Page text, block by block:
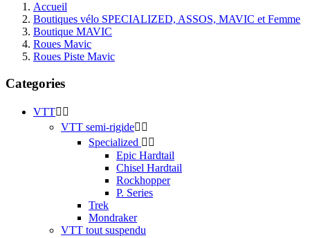
Accueil
Boutiques vélo SPECIALIZED, ASSOS, MAVIC et Femme
Boutique MAVIC
Roues Mavic
Roues Piste Mavic
Categories
VTT 
VTT semi-rigide 
Specialized  
Epic Hardtail
Chisel Hardtail
Rockhopper
P. Series
Trek
Mondraker
VTT tout suspendu